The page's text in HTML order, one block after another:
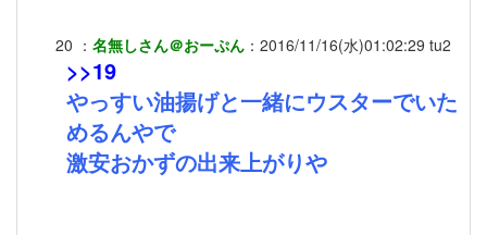
20 ： 名無しさん＠おーぷん ： 2016/11/16(水)01:02:29 tu2
>>19
やっすい油揚げと一緒にウスターでいた
めるんやで
激安おかずの出来上がりや